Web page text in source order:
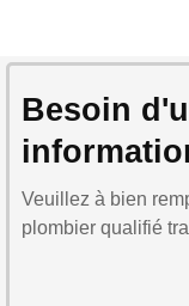
Besoin
Veuillez à bien
plombier qualifié